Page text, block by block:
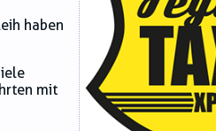
haben
mit